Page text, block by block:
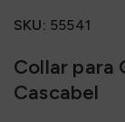
SKU: 55541
Collar para
Cascabel